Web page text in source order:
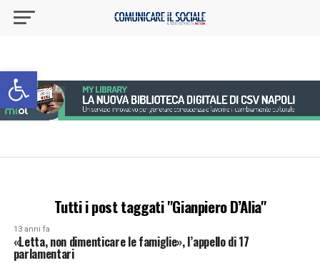
Apri la barra degli strumenti
Tutti i post taggati "Gianpiero D’Alia"
13 anni fa
«Letta, non dimenticare le famiglie», l’appello di 17
parlamentari